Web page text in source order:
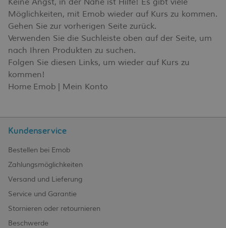
Möglichkeiten, mit Emob wieder auf Kurs zu kommen.
Gehen Sie zur vorherigen Seite zurück.
Verwenden Sie die Suchleiste oben auf der Seite, um
nach Ihren Produkten zu suchen.
Folgen Sie diesen Links, um wieder auf Kurs zu
kommen!
Home Emob | Mein Konto
Kundenservice
Bestellen bei Emob
Zahlungsmöglichkeiten
Versand und Lieferung
Service und Garantie
Stornieren oder retournieren
Beschwerde